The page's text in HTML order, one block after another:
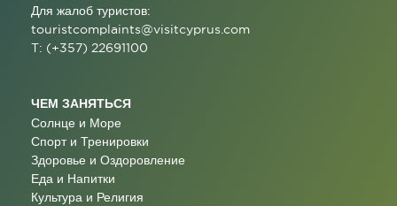
Для жалоб туристов:
touristcomplaints@visitcyprus.com
T: (+357) 22691100
ЧЕМ ЗАНЯТЬСЯ
Солнце и Море
Спорт и Тренировки
Здоровье и Оздоровление
Еда и Напитки
Культура и Религия